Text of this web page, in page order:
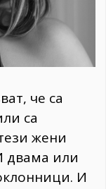
че са
са
жени
двама или
И